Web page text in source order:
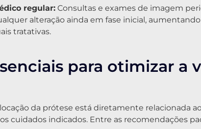
regular: Consultas e exames de imagem
alteração ainda em fase inicial,
tratativas.
para otimizar a
da prótese está diretamente relacionada
cuidados indicados. Entre as recomendações